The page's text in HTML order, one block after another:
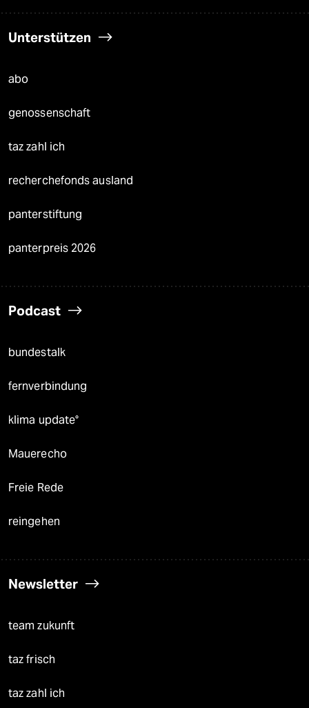
Unterstützen
abo
genossenschaft
taz zahl ich
recherchefonds ausland
panterstiftung
panterpreis 2026
Podcast
bundestalk
fernverbindung
klima update°
Mauerecho
Freie Rede
reingehen
Newsletter
team zukunft
taz frisch
taz zahl ich